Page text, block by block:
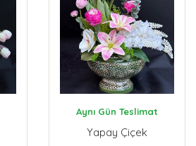
Aynı Gün Teslimat
Yapay Çiçek